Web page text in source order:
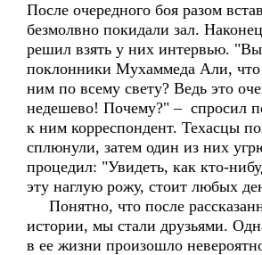
После очередного боя разом
безмолвно покидали зал.
решил взять у них интервью.
поклонники Мухаммеда Али, что
ним по всему свету? Ведь это
недешево! Почему?" – спросил
к ним корреспондент. Техасцы
сплюнули, затем один из них
процедил: "Увидеть, как кто-
эту наглую рожу, стоит любых
Понятно, что после
истории, мы стали друзьями.
в ее жизни произошло